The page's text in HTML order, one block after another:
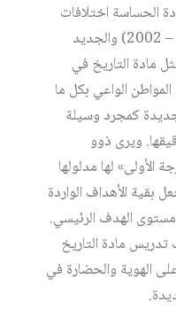
الحساسة اختلافات
عميقة بين النظامين القديم (1992 – 2002) والجديد
مادة التاريخ في
الواعي بكل ما
كمجرد وسيلة
ويرى ذوو
الأولى» لها مدلولها
بقية الأهداف الواردة
الهدف الرئيسي.
مادة التاريخ
الهوية والحضارة في